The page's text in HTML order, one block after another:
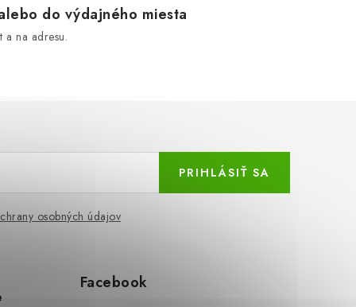
do výdajného miesta
na adresu.
osobných údajov
PRIHLÁSIŤ SA
Facebook